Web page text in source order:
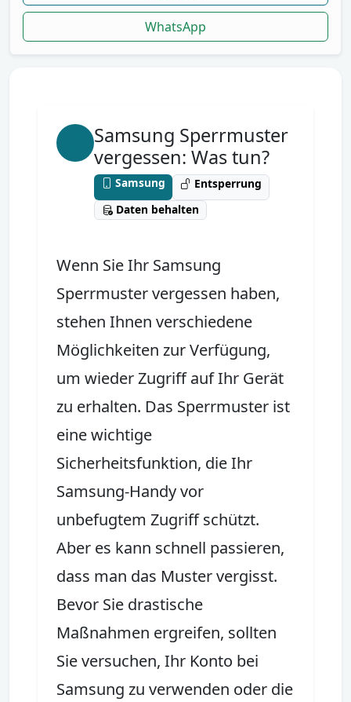
WhatsApp
Samsung Sperrmuster
vergessen: Was tun?
Samsung
Entsperrung
Daten behalten
Wenn Sie Ihr Samsung
Sperrmuster vergessen haben,
stehen Ihnen verschiedene
Möglichkeiten zur Verfügung,
um wieder Zugriff auf Ihr Gerät
zu erhalten. Das Sperrmuster ist
eine wichtige
Sicherheitsfunktion, die Ihr
Samsung-Handy vor
unbefugtem Zugriff schützt.
Aber es kann schnell passieren,
dass man das Muster vergisst.
Bevor Sie drastische
Maßnahmen ergreifen, sollten
Sie versuchen, Ihr Konto bei
Samsung zu verwenden oder die